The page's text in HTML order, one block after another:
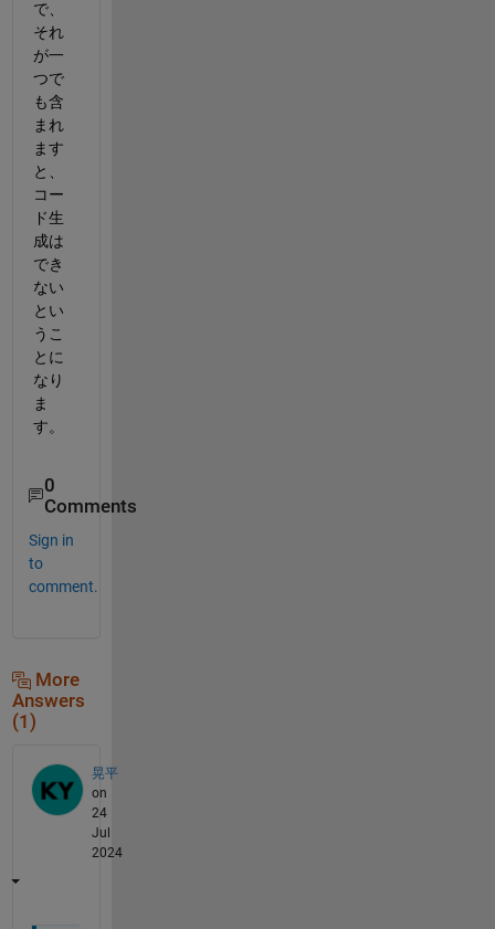
で、
それ
が一
つで
も含
まれ
ます
と、
コー
ド生
成は
でき
ない
とい
うこ
とに
なり
ま
す。
0
Comments
Sign in
to
comment.
More
Answers
(1)
晃平
on
24
Jul
2024